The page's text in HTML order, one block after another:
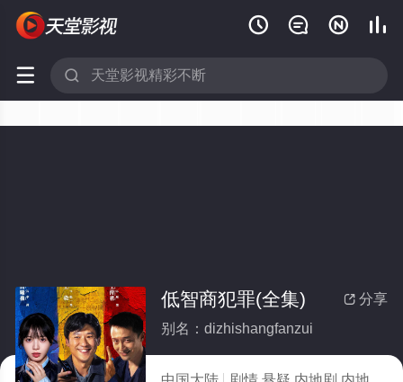
   
 
 分享
低智商犯罪(全集)
别名：dizhishangfanzui